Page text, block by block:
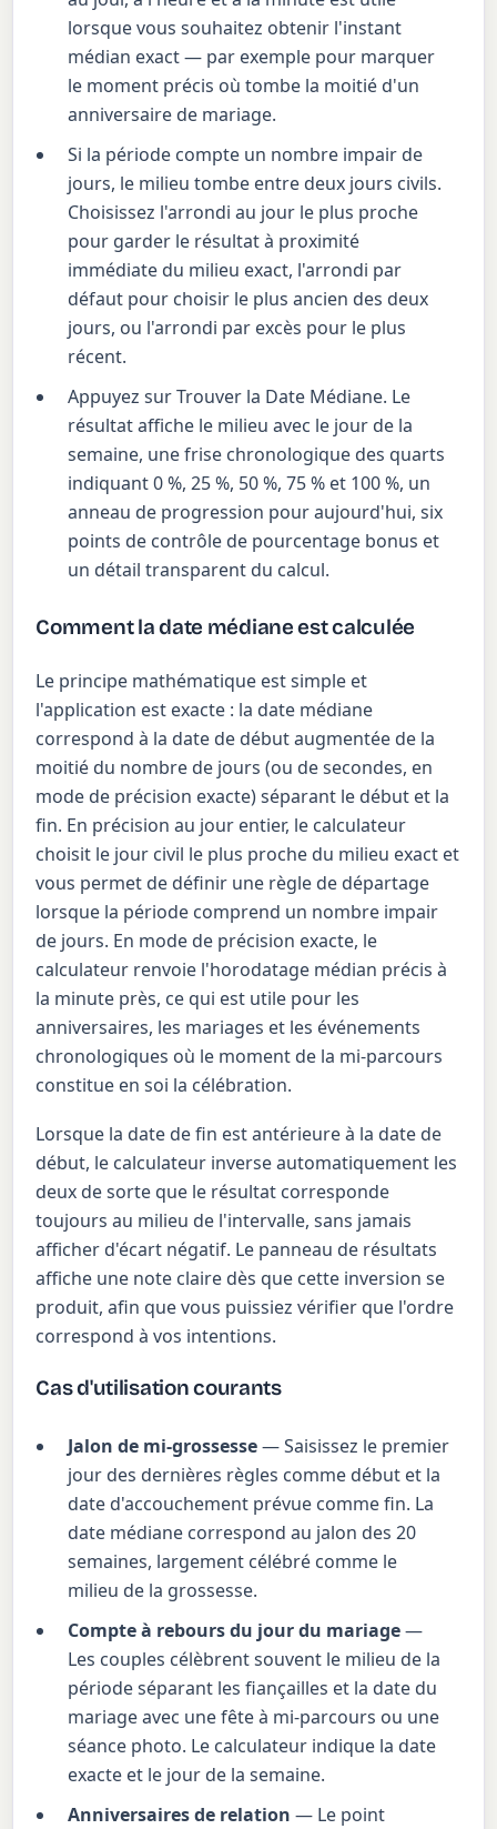
lorsque vous souhaitez obtenir l'instant
médian exact — par exemple pour marquer
le moment précis où tombe la moitié d'un
anniversaire de mariage.
Si la période compte un nombre impair de
jours, le milieu tombe entre deux jours civils.
Choisissez l'arrondi au jour le plus proche
pour garder le résultat à proximité
immédiate du milieu exact, l'arrondi par
défaut pour choisir le plus ancien des deux
jours, ou l'arrondi par excès pour le plus
récent.
Appuyez sur Trouver la Date Médiane. Le
résultat affiche le milieu avec le jour de la
semaine, une frise chronologique des quarts
indiquant 0 %, 25 %, 50 %, 75 % et 100 %, un
anneau de progression pour aujourd'hui, six
points de contrôle de pourcentage bonus et
un détail transparent du calcul.
Comment la date médiane est calculée
Le principe mathématique est simple et
l'application est exacte : la date médiane
correspond à la date de début augmentée de la
moitié du nombre de jours (ou de secondes, en
mode de précision exacte) séparant le début et la
fin. En précision au jour entier, le calculateur
choisit le jour civil le plus proche du milieu exact et
vous permet de définir une règle de départage
lorsque la période comprend un nombre impair
de jours. En mode de précision exacte, le
calculateur renvoie l'horodatage médian précis à
la minute près, ce qui est utile pour les
anniversaires, les mariages et les événements
chronologiques où le moment de la mi-parcours
constitue en soi la célébration.
Lorsque la date de fin est antérieure à la date de
début, le calculateur inverse automatiquement les
deux de sorte que le résultat corresponde
toujours au milieu de l'intervalle, sans jamais
afficher d'écart négatif. Le panneau de résultats
affiche une note claire dès que cette inversion se
produit, afin que vous puissiez vérifier que l'ordre
correspond à vos intentions.
Cas d'utilisation courants
Jalon de mi-grossesse— Saisissez le premier
jour des dernières règles comme début et la
date d'accouchement prévue comme fin. La
date médiane correspond au jalon des 20
semaines, largement célébré comme le
milieu de la grossesse.
Compte à rebours du jour du mariage—
Les couples célèbrent souvent le milieu de la
période séparant les fiançailles et la date du
mariage avec une fête à mi-parcours ou une
séance photo. Le calculateur indique la date
exacte et le jour de la semaine.
Anniversaires de relation — Le point